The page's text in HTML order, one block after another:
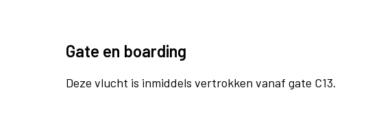
Gate en boarding
Deze vlucht is inmiddels vertrokken vanaf gate C13.